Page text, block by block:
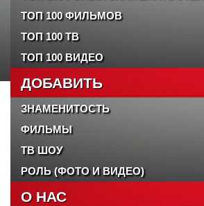
ТОП 100 ФИЛЬМОВ
ТОП 100 ТВ
ТОП 100 ВИДЕО
ДОБАВИТЬ
ЗНАМЕНИТОСТЬ
ФИЛЬМЫ
ТВ ШОУ
РОЛЬ (ФОТО И ВИДЕО)
О НАС